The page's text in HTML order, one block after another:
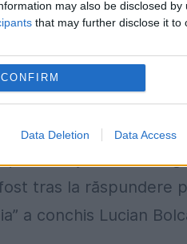
may also be disclosed
that may further disclose it to
CONFIRM
Data Deletion Data Access
”Contestația în
executarea
sentință mă
judecat de
tras la răspundere
a conchis Lucian